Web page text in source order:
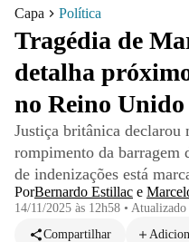
Capa Política
Tragédia de
detalha
no Reino Unido
Justiça britânica declarou
rompimento da barragem
de indenizações está
PorBernardo Estillac e
14/11/2025 às 12h58 • Atualizado
Compartilhar